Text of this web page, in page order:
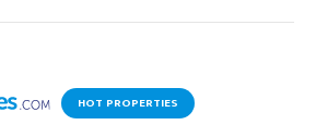
HOT PROPERTIES